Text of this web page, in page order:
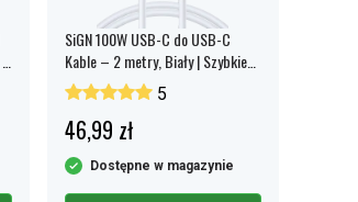
SiGN 100W USB-C do USB-C
Kable – 2 metry, Biały | Szybkie
ładowanie
5
46,99 zł
Dostępne w magazynie